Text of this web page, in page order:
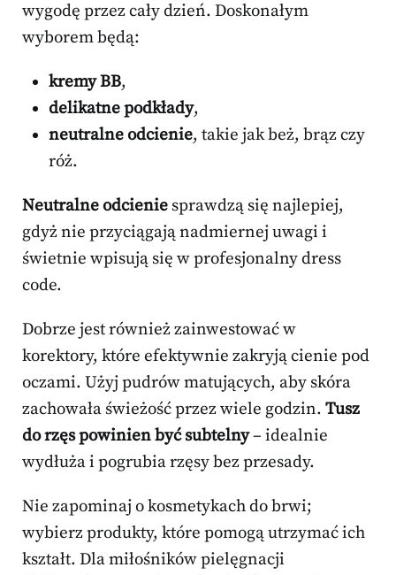
wygodę przez cały dzień. Doskonałym
wyborem będą:
kremy BB,
delikatne podkłady,
neutralne odcienie, takie jak beż, brąz czy
róż.
Neutralne odcienie sprawdzą się najlepiej,
gdyż nie przyciągają nadmiernej uwagi i
świetnie wpisują się w profesjonalny dress
code.
Dobrze jest również zainwestować w
korektory, które efektywnie zakryją cienie pod
oczami. Użyj pudrów matujących, aby skóra
zachowała świeżość przez wiele godzin. Tusz
do rzęs powinien być subtelny– idealnie
wydłuża i pogrubia rzęsy bez przesady.
Nie zapominaj o kosmetykach do brwi;
wybierz produkty, które pomogą utrzymać ich
kształt. Dla miłośników pielęgnacji